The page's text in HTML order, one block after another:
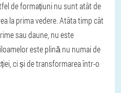
de formațiuni nu sunt atât de
la prima vedere. Atâta timp cât
sau daune, nu este
este plină nu numai de
ci și de transformarea într-o